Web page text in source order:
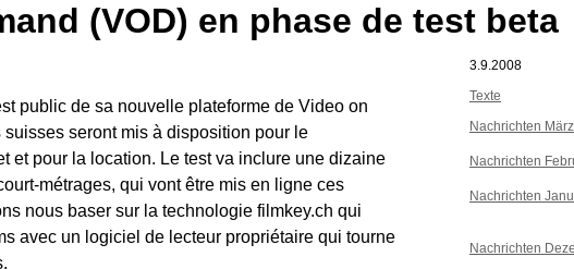
(VOD) en phase de test beta
3.9.2008
Texte
Nachrichten
Nachrichten
Nachrichten
Nachrichten
public de sa nouvelle plateforme de Video on
seront mis à disposition pour le
et pour la location. Le test va inclure une dizaine
métrages, qui vont être mis en ligne ces
nous baser sur la technologie filmkey.ch qui
avec un logiciel de lecteur propriétaire qui tourne